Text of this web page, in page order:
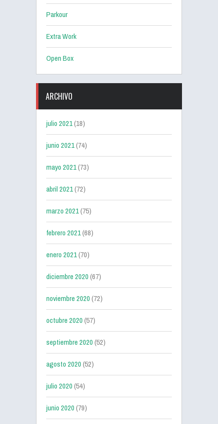
Parkour
Extra Work
Open Box
ARCHIVO
julio 2021(18)
junio 2021(74)
mayo 2021(73)
abril 2021(72)
marzo 2021(75)
febrero 2021(68)
enero 2021(70)
diciembre 2020(67)
noviembre 2020(72)
octubre 2020(57)
septiembre 2020(52)
agosto 2020(52)
julio 2020(54)
junio 2020(79)